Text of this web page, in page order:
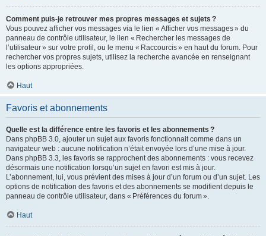
Comment puis-je retrouver mes propres messages et sujets ?
Vous pouvez afficher vos messages via le lien « Afficher vos messages » du
panneau de contrôle utilisateur, le lien « Rechercher les messages de
l’utilisateur » sur votre profil, ou le menu « Raccourcis » en haut du forum. Pour
rechercher vos propres sujets, utilisez la recherche avancée en renseignant
les options appropriées.
Haut
Favoris et abonnements
Quelle est la différence entre les favoris et les abonnements ?
Dans phpBB 3.0, ajouter un sujet aux favoris fonctionnait comme dans un
navigateur web : aucune notification n’était envoyée lors d’une mise à jour.
Dans phpBB 3.3, les favoris se rapprochent des abonnements : vous recevez
désormais une notification lorsqu’un sujet en favori est mis à jour.
L’abonnement, lui, vous prévient des mises à jour d’un forum ou d’un sujet. Les
options de notification des favoris et des abonnements se modifient depuis le
panneau de contrôle utilisateur, dans « Préférences du forum ».
Haut